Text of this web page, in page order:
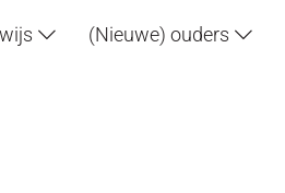
(Nieuwe) ouders